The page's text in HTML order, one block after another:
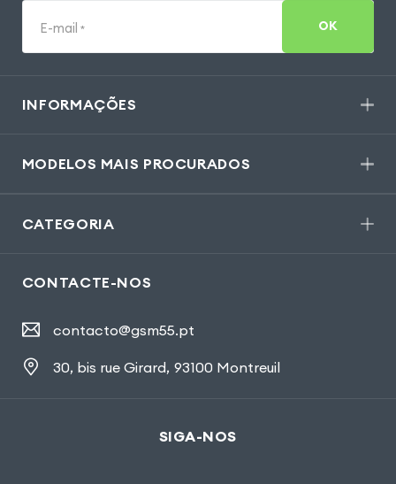
E-mail * OK
INFORMAÇÕES
MODELOS MAIS PROCURADOS
CATEGORIA
CONTACTE-NOS
contacto@gsm55.pt
30, bis rue Girard, 93100 Montreuil
SIGA-NOS